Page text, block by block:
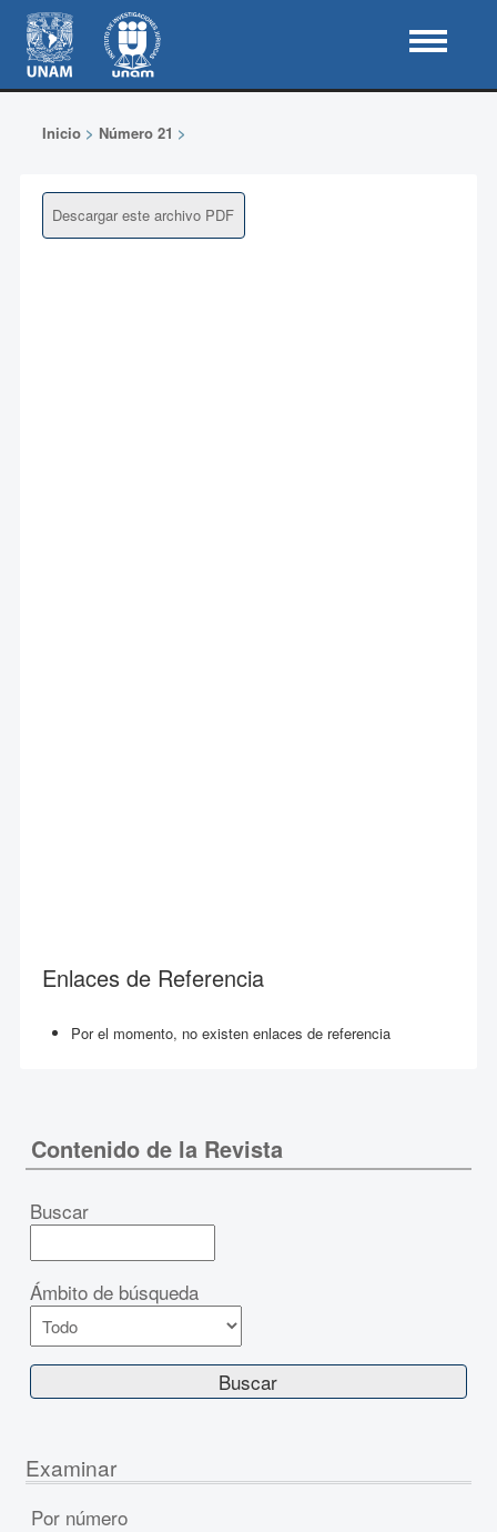
Inicio> Número 21 >
Descargar este archivo PDF
Enlaces de Referencia
Por el momento, no existen enlaces de referencia
Contenido de la Revista
Buscar
Ámbito de búsqueda
Examinar
Por número